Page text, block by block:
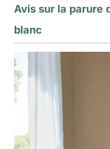
Avis sur la parure
blanc